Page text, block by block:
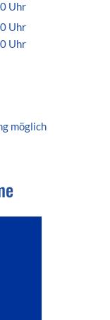
09:00 bis 12:00 Uhr
Uhr
13:00 bis 18:00 Uhr
Uhr
09:00 bis 12:00 Uhr
Uhr
möglich